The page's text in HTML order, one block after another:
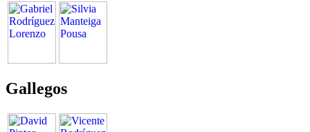
Gallegos